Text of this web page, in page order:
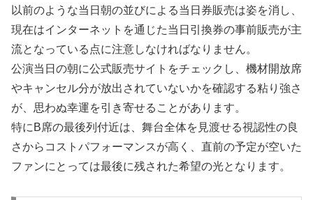
以前のような当日朝の並びによる当日券販売は姿を消し、
現在はインターネットを通じた当日引換券の事前販売が主
流となっている点に注意しなければなりません。
公演当日の朝に公式販売サイトをチェックし、機材開放席
やキャンセル分が放出されていないかを確認する粘り強さ
が、思わぬ幸運を引き寄せることがあります。
特にB席の最後列付近は、舞台全体を見渡せる視認性の良
さからコストパフォーマンスが高く、直前の予定が空いた
ファンにとっては最後に残された希望の光となります。